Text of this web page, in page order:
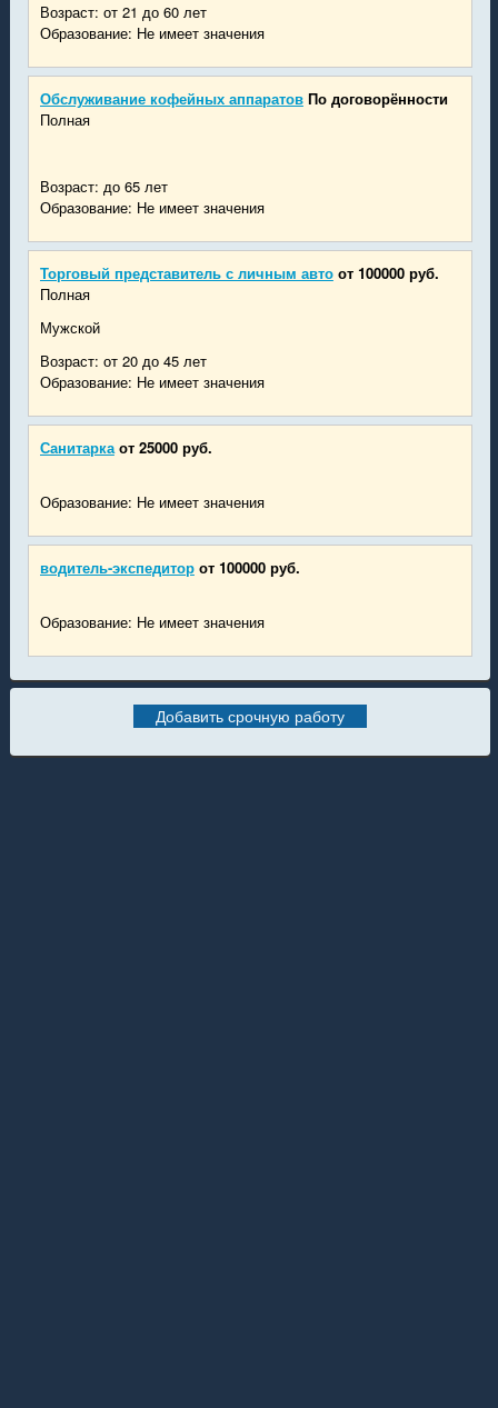
Возраст: от 21 до 60 лет
Образование: Не имеет значения
Обслуживание кофейных аппаратов По договорённости
Полная
Возраст: до 65 лет
Образование: Не имеет значения
Торговый представитель с личным авто от 100000 руб.
Полная
Мужской
Возраст: от 20 до 45 лет
Образование: Не имеет значения
Санитарка от 25000 руб.
Образование: Не имеет значения
водитель-экспедитор от 100000 руб.
Образование: Не имеет значения
Добавить срочную работу